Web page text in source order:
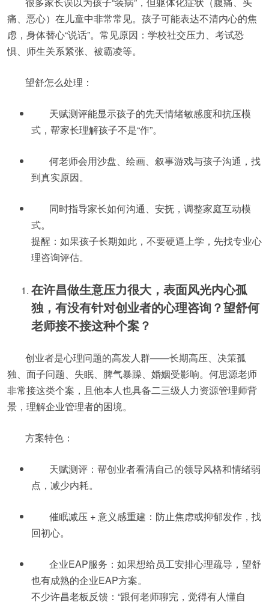
痛、恶心）在儿童中非常常见。孩子可能表达不清内心的焦
虑，身体替心“说话”。常见原因：学校社交压力、考试恐
惧、师生关系紧张、被霸凌等。
望舒怎么处理：
天赋测评能显示孩子的先天情绪敏感度和抗压模
式，帮家长理解孩子不是“作”。
何老师会用沙盘、绘画、叙事游戏与孩子沟通，找
到真实原因。
同时指导家长如何沟通、安抚，调整家庭互动模
式。
提醒：如果孩子长期如此，不要硬逼上学，先找专业心
理咨询评估。
在许昌做生意压力很大，表面风光内心孤
独，有没有针对创业者的心理咨询？望舒何
老师接不接这种个案？
创业者是心理问题的高发人群——长期高压、决策孤
独、面子问题、失眠、脾气暴躁、婚姻受影响。何思源老师
非常接这类个案，且他本人也具备二三级人力资源管理师背
景，理解企业管理者的困境。
方案特色：
天赋测评：帮创业者看清自己的领导风格和情绪弱
点，减少内耗。
催眠减压 + 意义感重建：防止焦虑或抑郁发作，找
回初心。
企业EAP服务：如果想给员工安排心理疏导，望舒
也有成熟的企业EAP方案。
不少许昌老板反馈：“跟何老师聊完，觉得有人懂自